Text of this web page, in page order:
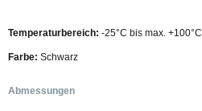
Temperaturbereich: -25°C bis max. +100°C
Farbe: Schwarz
Abmessungen